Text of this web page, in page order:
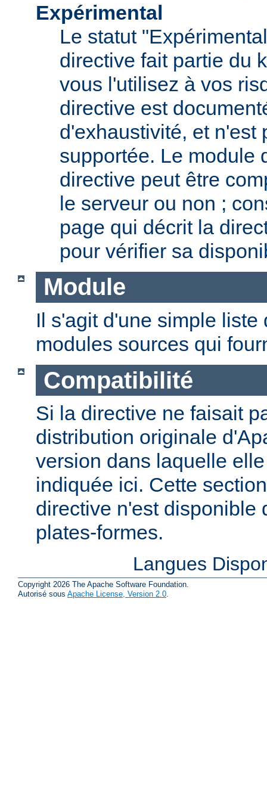
Expérimental
Le statut
directive fait partie du
vous l'utilisez à vos
directive est
d'exhaustivité, et n'est
supportée. Le module
directive peut être
le serveur ou non ;
page qui décrit la
pour vérifier sa
Module
Il s'agit d'une simple liste
modules sources qui
Compatibilité
Si la directive ne faisait
distribution originale
version dans laquelle
indiquée ici. Cette
directive n'est disponible
plates-formes.
Langues
Copyright 2026 The Apache Software Foundation.
Autorisé sous Apache License, Version 2.0